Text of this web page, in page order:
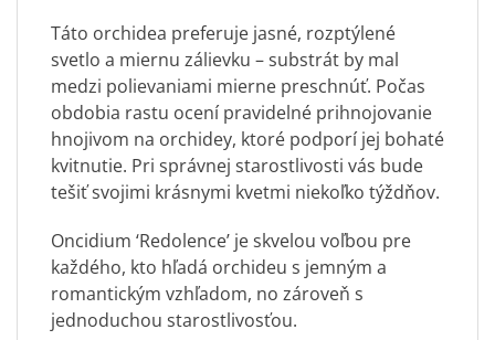
Táto orchidea preferuje jasné, rozptýlené
svetlo a miernu zálievku – substrát by mal
medzi polievaniami mierne preschnúť. Počas
obdobia rastu ocení pravidelné prihnojovanie
hnojivom na orchidey, ktoré podporí jej bohaté
kvitnutie. Pri správnej starostlivosti vás bude
tešiť svojimi krásnymi kvetmi niekoľko týždňov.
Oncidium ‘Redolence’ je skvelou voľbou pre
každého, kto hľadá orchideu s jemným a
romantickým vzhľadom, no zároveň s
jednoduchou starostlivosťou.